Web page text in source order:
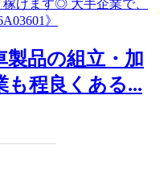
品の組立・加
程良くある...